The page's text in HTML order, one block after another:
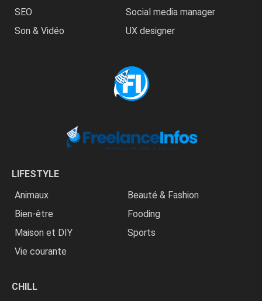
SEO
Social media manager
Son & Vidéo
UX designer
LIFESTYLE
Animaux
Beauté & Fashion
Bien-être
Fooding
Maison et DIY
Sports
Vie courante
CHILL